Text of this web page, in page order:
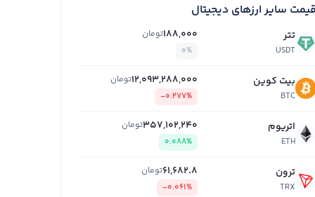
قیمت سایر ارزهای دیجیتال
تتر
USDT
188,000تومان
0%
بیت کوین
BTC
12,093,288,000تومان
-0.277%
اتریوم
ETH
357,102,240تومان
0.088%
ترون
TRX
61,682.8تومان
-0.061%